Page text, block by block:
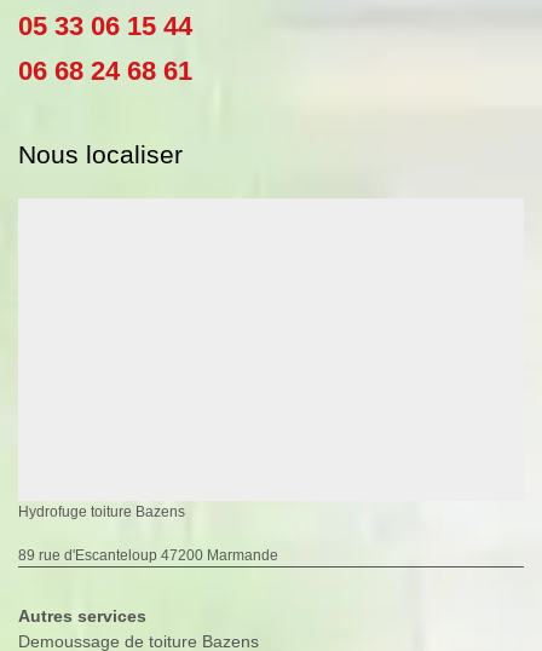
05 33 06 15 44
06 68 24 68 61
Nous localiser
Hydrofuge toiture Bazens
89 rue d'Escanteloup 47200 Marmande
Autres services
Demoussage de toiture Bazens